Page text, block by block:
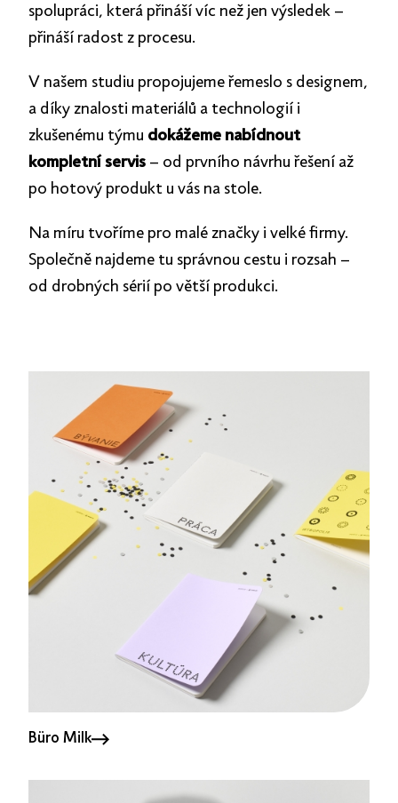
spolupráci, která přináší víc než jen výsledek –
přináší radost z procesu.
V našem studiu propojujeme řemeslo s designem,
a díky znalosti materiálů a technologií i
zkušenému týmu dokážeme nabídnout
kompletní servis – od prvního návrhu řešení až
po hotový produkt u vás na stole.
Na míru tvoříme pro malé značky i velké firmy.
Společně najdeme tu správnou cestu i rozsah –
od drobných sérií po větší produkci.
Büro Milk